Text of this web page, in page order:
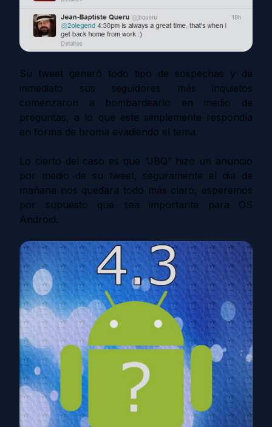
Su tweet generó todo tipo de sospechas y de
inmediato sus seguidores más inquietos
comenzaron a bombardearlo en medio de
preguntas, a lo que este simplemente respondía
en forma de broma evadiendo el tema.
Lo cierto del caso es que “JBQ” hizo un anuncio
por medio de su tweet, seguramente el dia de
mañana nos quedara todo más claro, esperemos
por supuesto que sea importante para OS
Android.